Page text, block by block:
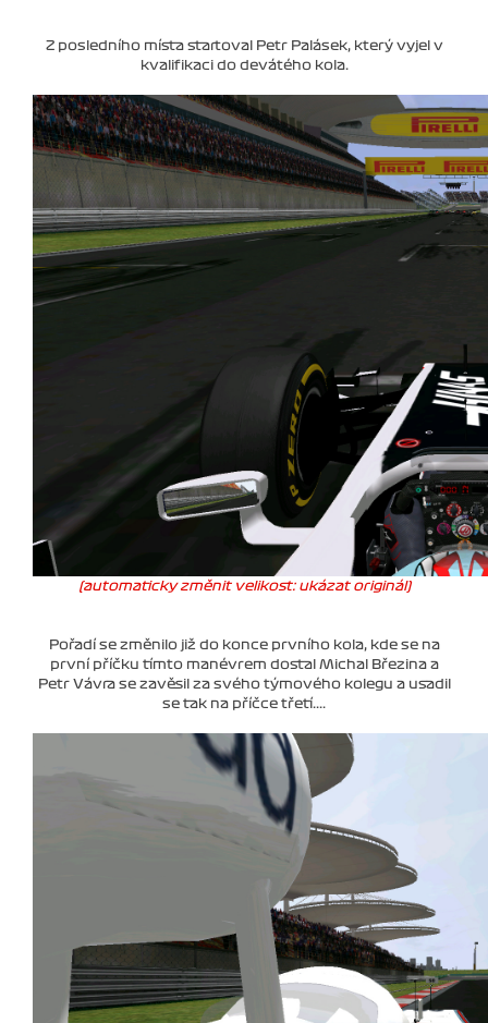
Z posledního místa startoval Petr Palásek, který vyjel v
kvalifikaci do devátého kola.
(automaticky změnit velikost: ukázat originál)
Pořadí se změnilo již do konce prvního kola, kde se na
první příčku tímto manévrem dostal Michal Březina a
Petr Vávra se zavěsil za svého týmového kolegu a usadil
se tak na příčce třetí....